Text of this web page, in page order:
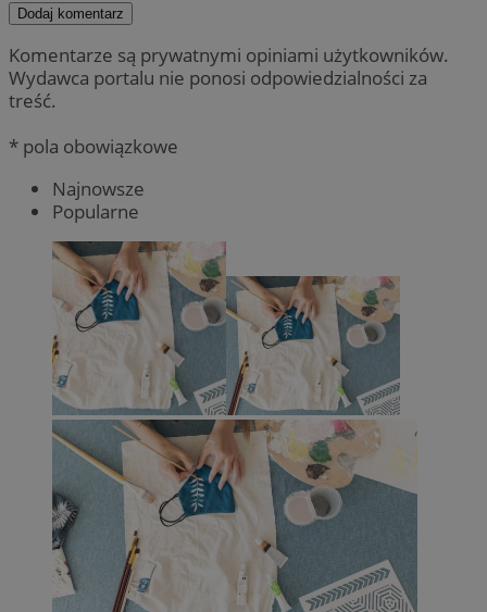
Dodaj komentarz
Komentarze są prywatnymi opiniami użytkowników.
Wydawca portalu nie ponosi odpowiedzialności za
treść.
* pola obowiązkowe
Najnowsze
Popularne